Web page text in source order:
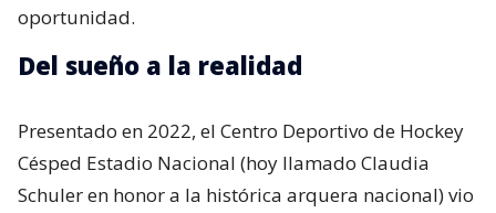
oportunidad.
Del sueño a la realidad
Presentado en 2022, el Centro Deportivo de Hockey
Césped Estadio Nacional (hoy llamado Claudia
Schuler en honor a la histórica arquera nacional) vio